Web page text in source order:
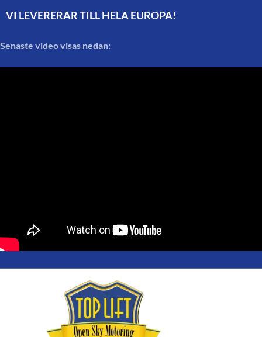
VI LEVERERAR TILL HELA EUROPA!
Senaste video visas nedan: